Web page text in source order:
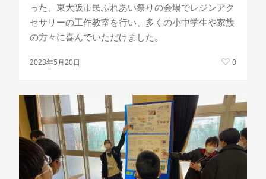
った、東大阪市民ふれあい祭りの会場でレジンアク
セサリーの工作教室を行い、多くの小中学生や家族
の方々に喜んでいただけました。
2023年5月20日 0